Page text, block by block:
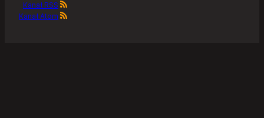
Kanał RSS
Kanał Atom